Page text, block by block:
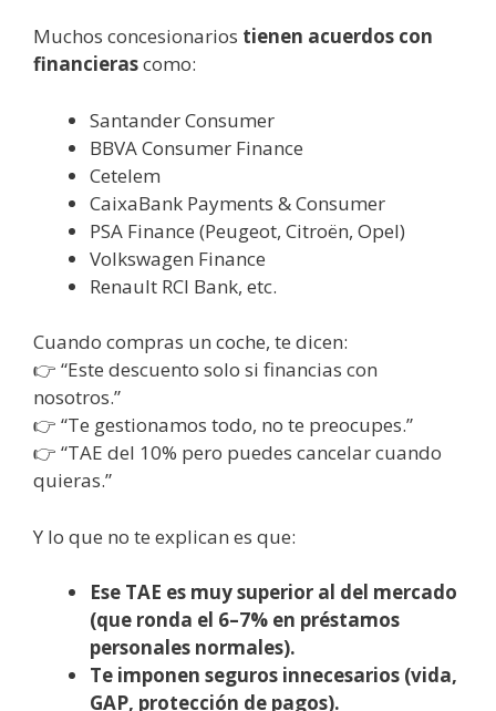
Muchos concesionarios tienen acuerdos con
financierascomo:
Santander Consumer
BBVA Consumer Finance
Cetelem
CaixaBank Payments & Consumer
PSA Finance (Peugeot, Citroën, Opel)
Volkswagen Finance
Renault RCI Bank, etc.
Cuando compras un coche, te dicen:
👉 “Este descuento solo si financias con
nosotros.”
👉 “Te gestionamos todo, no te preocupes.”
👉 “TAE del 10% pero puedes cancelar cuando
quieras.”
Y lo que no te explican es que:
Ese TAE es muy superior al del mercado
(que ronda el 6–7% en préstamos
personales normales).
Te imponen seguros innecesarios (vida,
GAP, protección de pagos).